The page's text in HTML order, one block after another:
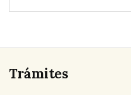
Trámites